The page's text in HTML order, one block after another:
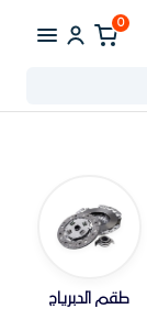
0
طقم الدبرياج